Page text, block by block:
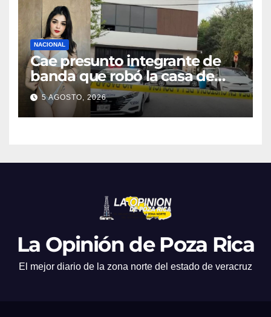
NACIONAL
Cae presunto integrante de
banda que robó la casa de
Karely Ruiz
5 AGOSTO, 2026
La Opinión de Poza Rica
El mejor diario de la zona norte del estado de veracruz